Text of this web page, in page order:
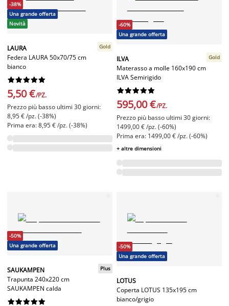
-38%
Una grande offerta
Novità
LAURA
Federa LAURA 50x70/75 cm
bianco
Gold






5,50 €/PZ.
Prezzo più basso ultimi 30 giorni:
8,95 € /pz. (-38%)
Prima era: 8,95 € /pz. (-38%)
-60%
Una grande offerta
ILVA
Materasso a molle 160x190 cm
ILVA Semirigido
Gold






595,00 €/PZ.
Prezzo più basso ultimi 30 giorni:
1499,00 € /pz. (-60%)
Prima era: 1499,00 € /pz. (-60%)
+ altre dimensioni
-50%
Una grande offerta
SAUKAMPEN
Trapunta 240x220 cm
SAUKAMPEN calda
Plus






-50%
Una grande offerta
LOTUS
Coperta LOTUS 135x195 cm
bianco/grigio